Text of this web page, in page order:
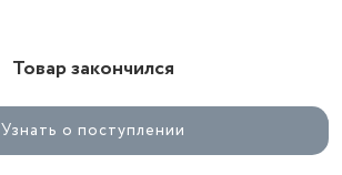
Товар закончился
Узнать о поступлении